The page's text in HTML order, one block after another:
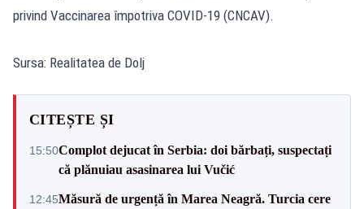
privind Vaccinarea împotriva COVID-19 (CNCAV).
Sursa: Realitatea de Dolj
CITEȘTE ȘI
15:50Complot dejucat în Serbia: doi bărbați, suspectați
că plănuiau asasinarea lui Vučić
12:45Măsură de urgență în Marea Neagră. Turcia cere